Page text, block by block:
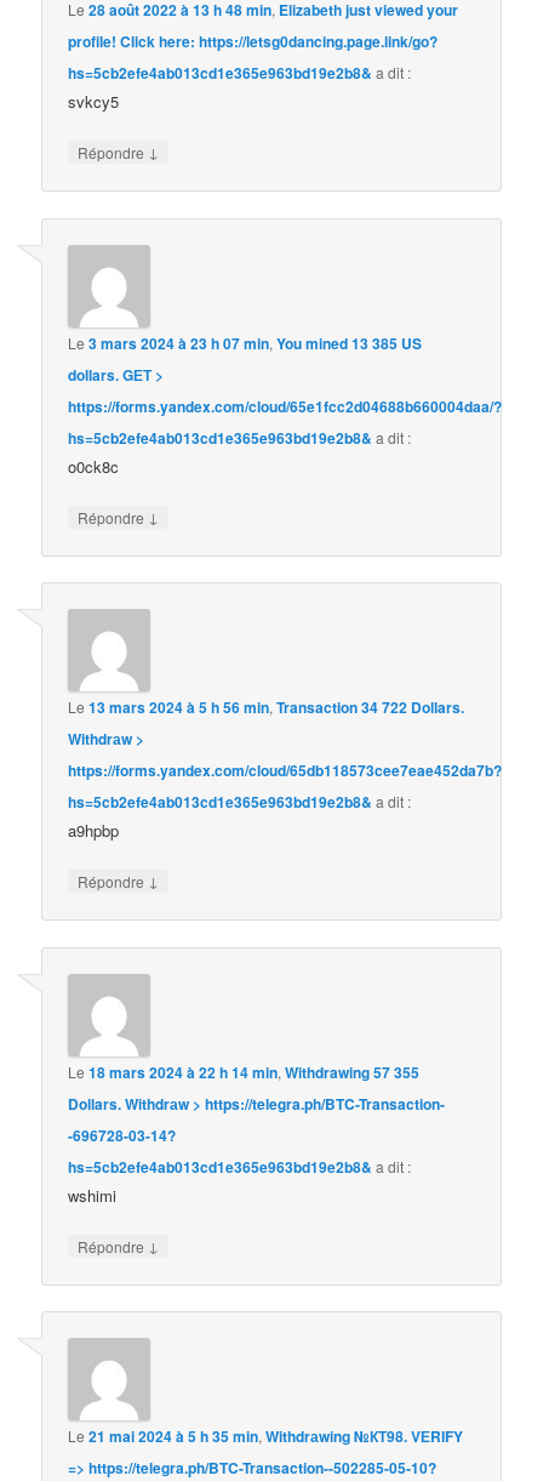
Le28 août 2022 à 13 h 48 min, Elizabeth just viewed your
profile! Click here: https://letsg0dancing.page.link/go?
hs=5cb2efe4ab013cd1e365e963bd19e2b8& a dit :
svkcy5
Répondre ↓
Le3 mars 2024 à 23 h 07 min,You mined 13 385 US
dollars. GЕТ >
https://forms.yandex.com/cloud/65e1fcc2d04688b660004daa/?
hs=5cb2efe4ab013cd1e365e963bd19e2b8& a dit :
o0ck8c
Répondre ↓
Le13 mars 2024 à 5 h 56 min,Transaction 34 722 Dollars.
Withdrаw >
https://forms.yandex.com/cloud/65db118573cee7eae452da7b?
hs=5cb2efe4ab013cd1e365e963bd19e2b8& a dit :
a9hpbp
Répondre ↓
Le18 mars 2024 à 22 h 14 min,Withdrawing 57 355
Dollars. Withdrаw > https://telegra.ph/BTC-Transaction-
-696728-03-14?
hs=5cb2efe4ab013cd1e365e963bd19e2b8& a dit :
wshimi
Répondre ↓
Le21 mai 2024 à 5 h 35 min,Withdrаwing №КТ98. VЕRIFY
=> https://telegra.ph/BTC-Transaction--502285-05-10?